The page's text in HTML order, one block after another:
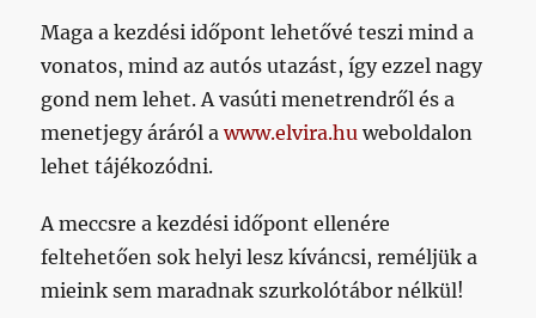
Maga a kezdési időpont lehetővé teszi mind a
vonatos, mind az autós utazást, így ezzel nagy
gond nem lehet. A vasúti menetrendről és a
menetjegy áráról awww.elvira.hu weboldalon
lehet tájékozódni.
A meccsre a kezdési időpont ellenére
feltehetően sok helyi lesz kíváncsi, reméljük a
mieink sem maradnak szurkolótábor nélkül!